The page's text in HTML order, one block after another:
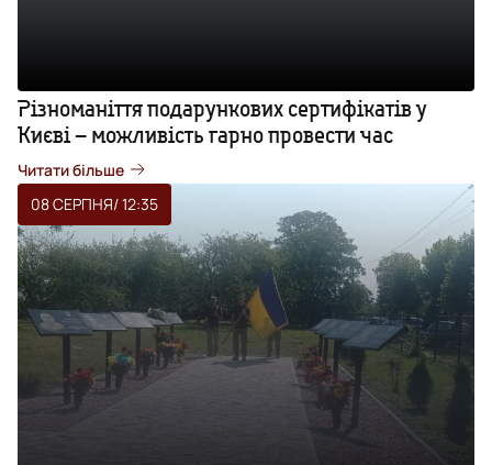
Різноманіття подарункових сертифікатів у
Києві – можливість гарно провести час
Читати більше
08 СЕРПНЯ/ 12:35